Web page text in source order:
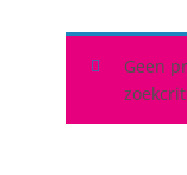
Geen